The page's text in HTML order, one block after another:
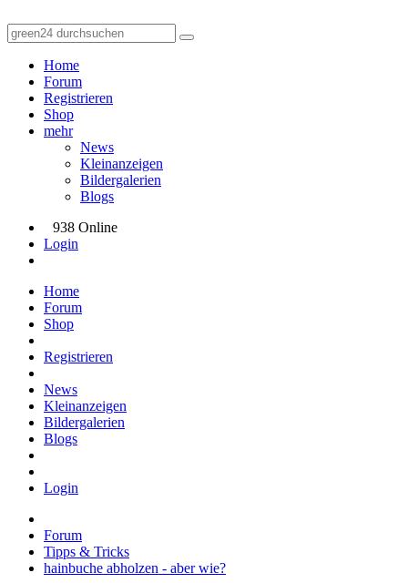
Home
Forum
Registrieren
Shop
mehr
News
Kleinanzeigen
Bildergalerien
Blogs
938 Online
Login
Home
Forum
Shop
Registrieren
News
Kleinanzeigen
Bildergalerien
Blogs
Login
Forum
Tipps & Tricks
hainbuche abholzen - aber wie?